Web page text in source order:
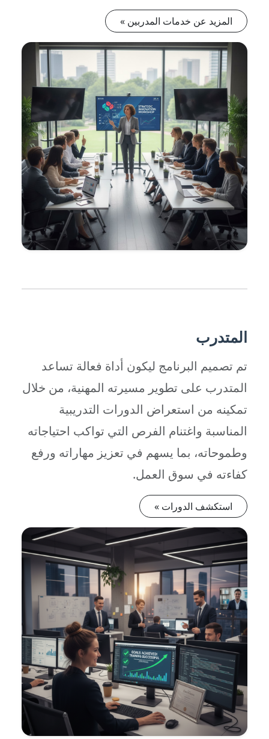
المزيد عن خدمات المدربين »
المتدرب
تم تصميم البرنامج ليكون أداة فعالة تساعد
المتدرب على تطوير مسيرته المهنية، من خلال
تمكينه من استعراض الدورات التدريبية
المناسبة واغتنام الفرص التي تواكب احتياجاته
وطموحاته، بما يسهم في تعزيز مهاراته ورفع
كفاءته في سوق العمل.
استكشف الدورات »